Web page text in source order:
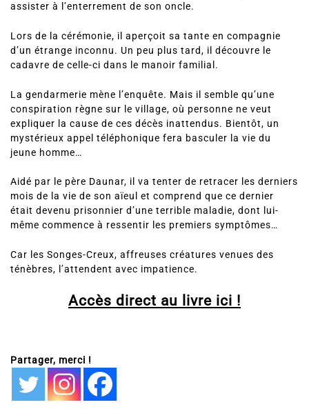
assister à l’enterrement de son oncle.
Lors de la cérémonie, il aperçoit sa tante en compagnie
d’un étrange inconnu. Un peu plus tard, il découvre le
cadavre de celle-ci dans le manoir familial.
La gendarmerie mène l’enquête. Mais il semble qu’une
conspiration règne sur le village, où personne ne veut
expliquer la cause de ces décès inattendus. Bientôt, un
mystérieux appel téléphonique fera basculer la vie du
jeune homme…
Aidé par le père Daunar, il va tenter de retracer les derniers
mois de la vie de son aïeul et comprend que ce dernier
était devenu prisonnier d’une terrible maladie, dont lui-
même commence à ressentir les premiers symptômes…
Car les Songes-Creux, affreuses créatures venues des
ténèbres, l’attendent avec impatience.
Accès direct au livre ici !
Partager, merci !